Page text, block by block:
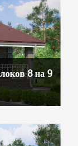
8 на 9